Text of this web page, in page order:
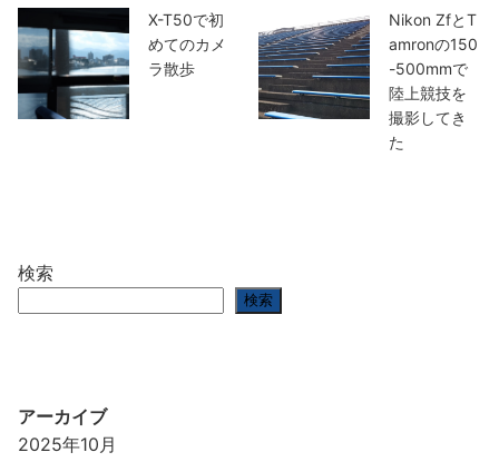
X-T50で初
めてのカメ
ラ散歩
Nikon ZfとT
amronの150
-500mmで
陸上競技を
撮影してき
た
検索
検索
アーカイブ
2025年10月